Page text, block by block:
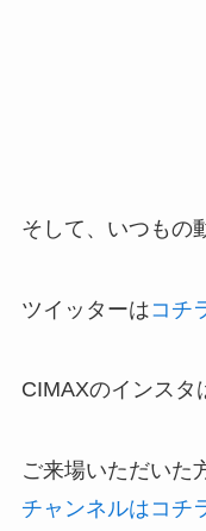
そして、いつもの
ツイッターはコチ
CIMAXのインスタ
ご来場いただいた
チャンネルはコチ